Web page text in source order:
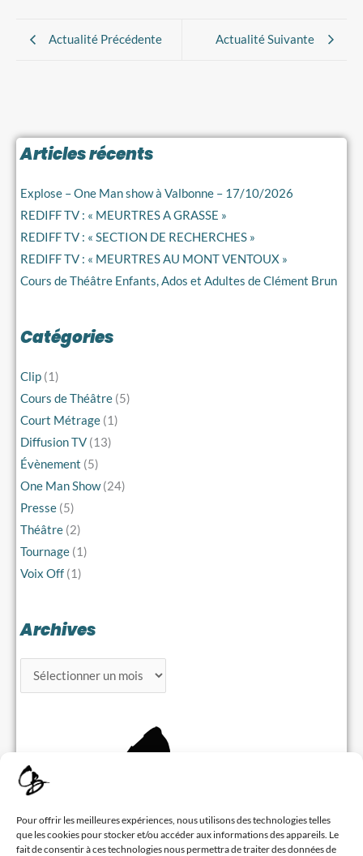
Pour offrir les meilleures expériences, nous utilisons des technologies telles
que les cookies pour stocker et/ou accéder aux informations des appareils. Le
fait de consentir à ces technologies nous permettra de traiter des données de
Actualité Précédente Actualité Suivante
Articles récents
Explose – One Man show à Valbonne – 17/10/2026
REDIFF TV : « MEURTRES A GRASSE »
REDIFF TV : « SECTION DE RECHERCHES »
REDIFF TV : « MEURTRES AU MONT VENTOUX »
Cours de Théâtre Enfants, Ados et Adultes de Clément Brun
Catégories
Clip (1)
Cours de Théâtre (5)
Court Métrage (1)
Diffusion TV (13)
Évènement (5)
One Man Show(24)
Presse (5)
Théâtre (2)
Tournage (1)
Voix Off (1)
Archives
Archives